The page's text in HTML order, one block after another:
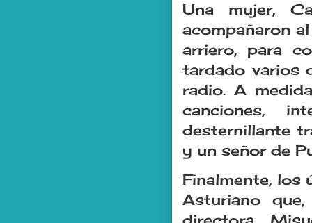
Una mujer,
acompañaron
arriero, para
tardado varios
radio. A
canciones,
desternillante
y un señor de
Finalmente, los
Asturiano